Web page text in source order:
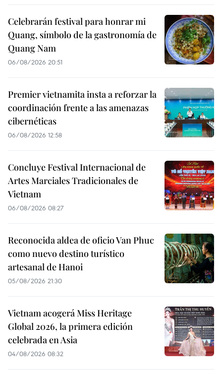
Celebrarán festival para honrar mi
Quang, símbolo de la gastronomía de
Quang Nam
06/08/2026 20:51
Premier vietnamita insta a reforzar la
coordinación frente a las amenazas
cibernéticas
06/08/2026 12:58
Concluye Festival Internacional de
Artes Marciales Tradicionales de
Vietnam
06/08/2026 08:27
Reconocida aldea de oficio Van Phuc
como nuevo destino turístico
artesanal de Hanoi
05/08/2026 21:30
Vietnam acogerá Miss Heritage
Global 2026, la primera edición
celebrada en Asia
04/08/2026 08:32